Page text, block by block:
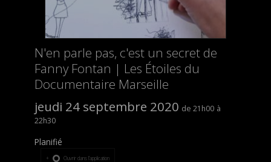
N'en parle pas, c'est un secret de
Fanny Fontan | Les Étoiles du
Documentaire Marseille
jeudi 24 septembre 2020
21h00
22h30
Planifié
Ouvrir dans l’application